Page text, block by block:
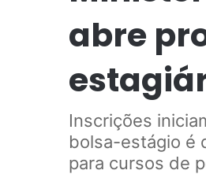
abre
Inscrições
bolsa-estágio é
para cursos de